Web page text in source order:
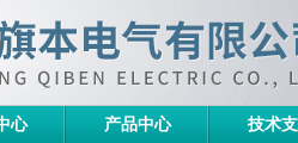
心 产品中心 技术